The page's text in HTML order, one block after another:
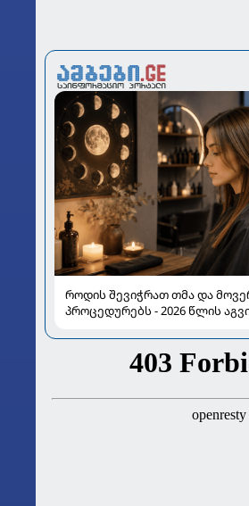
როდის შევიჭრათ თმა და
პროცედურებს - 2026 წლის